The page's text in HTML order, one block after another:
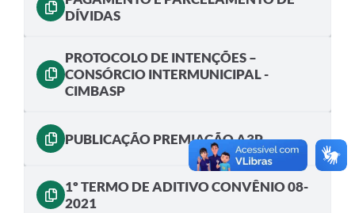
DÍVIDAS
PROTOCOLO DE INTENÇÕES –
CONSÓRCIO INTERMUNICIPAL -
CIMBASP
PUBLICAÇÃO PREMIAÇÃO A3P
1º TERMO DE ADITIVO CONVÊNIO 08-
2021